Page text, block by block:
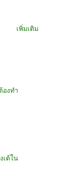
เพิ่มเติม
องทำ
เต้ใน